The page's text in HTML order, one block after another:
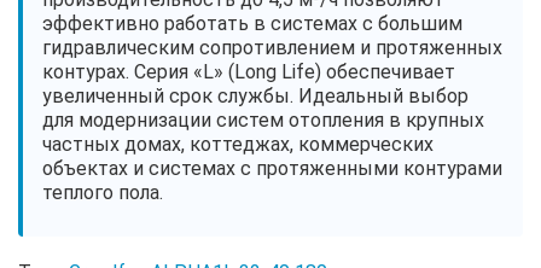
эффективно работать в системах с большим
гидравлическим сопротивлением и протяженных
контурах. Серия «L» (Long Life) обеспечивает
увеличенный срок службы. Идеальный выбор
для модернизации систем отопления в крупных
частных домах, коттеджах, коммерческих
объектах и системах с протяженными контурами
теплого пола.